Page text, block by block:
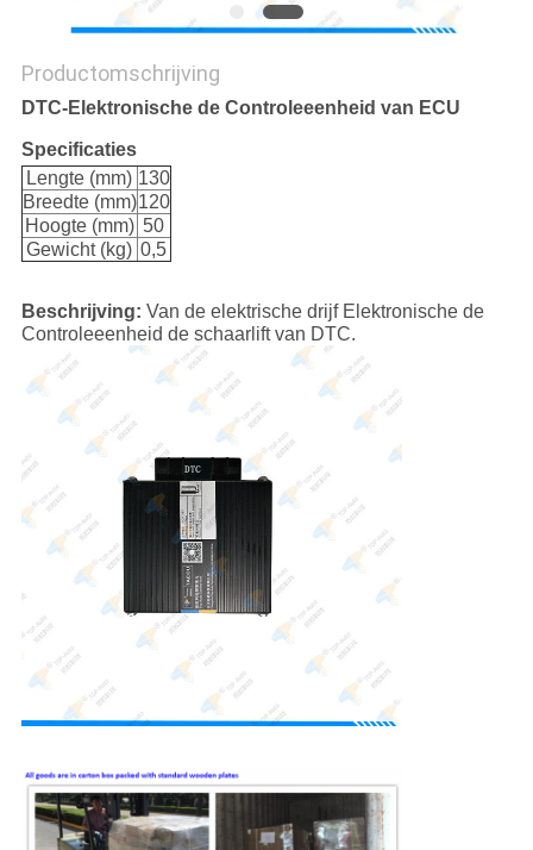
Productomschrijving
DTC-Elektronische de Controleeenheid van ECU
Specificaties
Lengte (mm) 130
Breedte (mm)120
Hoogte (mm) 50
Gewicht (kg) 0,5
Beschrijving: Van de elektrische drijf Elektronische de
Controleeenheid de schaarlift van DTC.